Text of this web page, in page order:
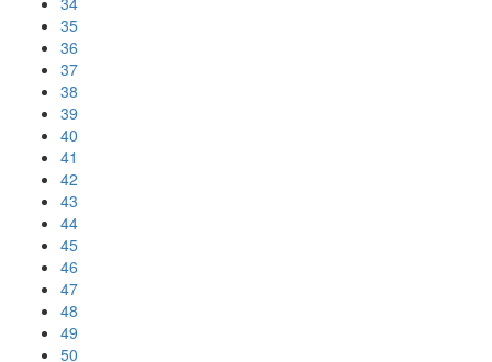
35
36
37
38
39
40
41
42
43
44
45
46
47
48
49
50